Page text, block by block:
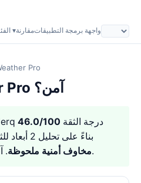
الفئات ▾مقارنةواجهة برمجة التطبيقات
Pro
هل Free Weather Pro آمن؟
— Nerq درجة الثقة 46.0/100
. بناءً على تحليل 2 أبعاد للثقة، يُعتبر
مخاوف أمنية ملحوظة. آخر تحديث: 2026-08-06.